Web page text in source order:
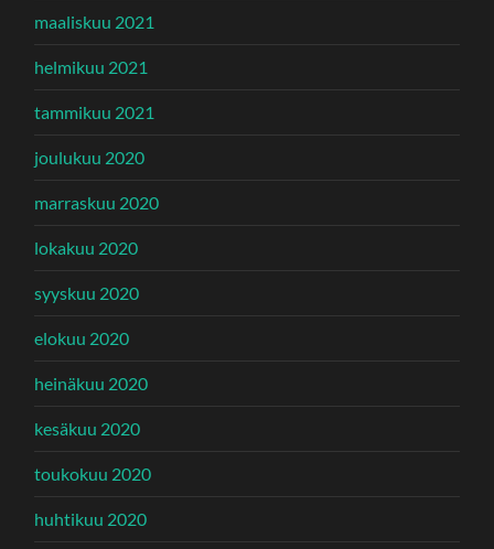
maaliskuu 2021
helmikuu 2021
tammikuu 2021
joulukuu 2020
marraskuu 2020
lokakuu 2020
syyskuu 2020
elokuu 2020
heinäkuu 2020
kesäkuu 2020
toukokuu 2020
huhtikuu 2020